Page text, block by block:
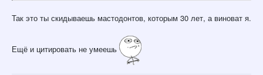
Так это ты скидываешь мастодонтов, которым 30 лет, а виноват я.
Ещё и цитировать не умеешь